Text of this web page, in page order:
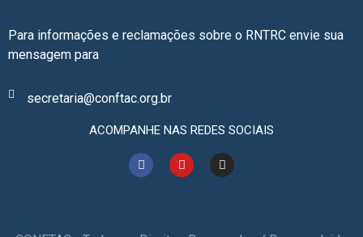
Para informações e reclamações sobre o RNTRC envie sua
mensagem para
secretaria@conftac.org.br
ACOMPANHE NAS REDES SOCIAIS